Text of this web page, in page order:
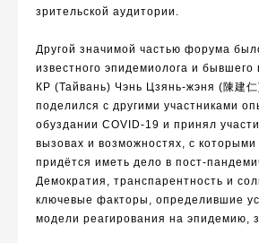
зрительской аудитории.
Другой значимой частью форума
известного эпидемиолога и бывшего
КР (Тайвань) Чэнь Цзянь-жэня (陳建仁
поделился с другими участниками
обуздании COVID-19 и принял
вызовах и возможностях, с которыми
придётся иметь дело в пост-
Демократия, транспарентность и
ключевые факторы, определившие
модели реагирования на эпидемию,